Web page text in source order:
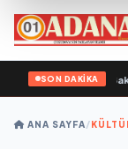
SON DAKİKA
Rusya, Çalışma
ANA SAYFA/